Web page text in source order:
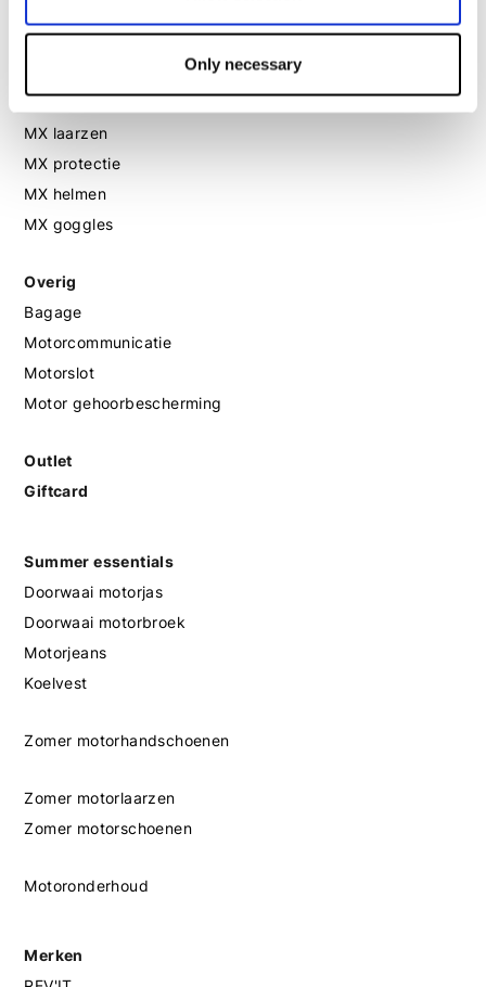
Only necessary
Motorschoenen dames
MX
MX laarzen
MX protectie
MX helmen
MX goggles
Overig
Bagage
Motorcommunicatie
Motorslot
Motor gehoorbescherming
Outlet
Giftcard
Summer essentials
Doorwaai motorjas
Doorwaai motorbroek
Motorjeans
Koelvest
Zomer motorhandschoenen
Zomer motorlaarzen
Zomer motorschoenen
Motoronderhoud
Merken